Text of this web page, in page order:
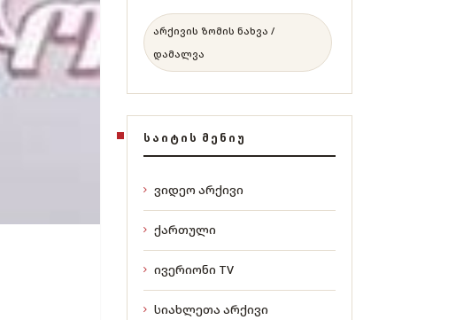
არქივის ზომის ნახვა /
დამალვა
ᲡᲐᲘᲢᲘᲡ ᲛᲔᲜᲘᲣ
ვიდეო არქივი
ქართული
ივერიონი TV
სიახლეთა არქივი